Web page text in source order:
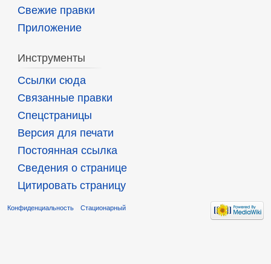
Свежие правки
Приложение
Инструменты
Ссылки сюда
Связанные правки
Спецстраницы
Версия для печати
Постоянная ссылка
Сведения о странице
Цитировать страницу
Конфиденциальность Стационарный